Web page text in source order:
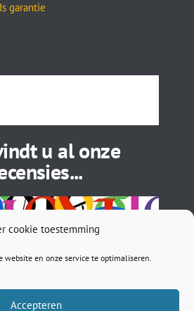
cookie toestemming
website en onze service te optimaliseren.
Accepteren
garantie
u al onze